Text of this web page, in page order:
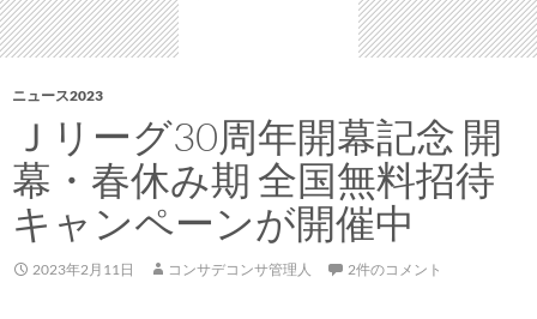
ッ
プ
ニュース2023
Ｊリーグ30周年開幕記念 開
幕・春休み期 全国無料招待
キャンペーンが開催中
2023年2月11日 コンサデコンサ管理人 2件のコメント